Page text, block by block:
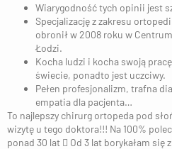
Wiarygodność tych opinii jest
Specjalizację z zakresu
obronił w 2008 roku w
Łodzi.
Kocha ludzi i kocha swoją
świecie, ponadto jest uczciwy.
Pełen profesjonalizm, trafna
empatia dla pacjenta…
To najlepszy chirurg ortopeda pod
wizytę u tego doktora!!! Na 100%
ponad 30 lat  Od 3 lat borykałam